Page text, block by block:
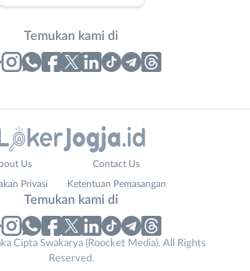
Temukan kami di
Us Contact Us
Privasi Ketentuan Pemasangan
Temukan kami di
Cipta Swakarya (Roocket Media). All Rights
Reserved.